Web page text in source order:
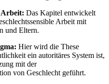
Arbeit: Das Kapitel entwickelt
Arbeit mit
und Eltern.
Hier wird die These
ein autoritäres System ist,
mit der
von Geschlecht geführt.